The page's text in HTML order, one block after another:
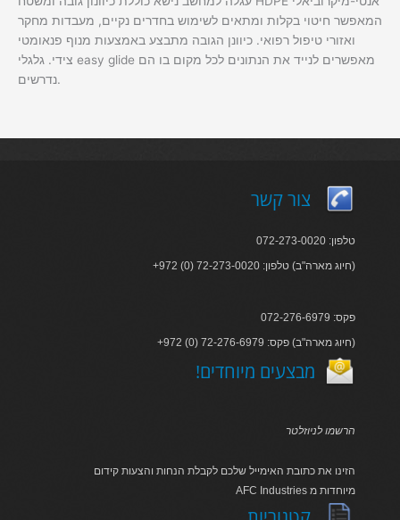
המאפשר חיטוי בקלות ומתאים לשימוש בחדרים נקיים, מעבדות מחקר
ואזורי טיפול רפואי. כיוונן הגובה מתבצע באמצעות מנוף פנאומטי
צידי. גלגלי easy glide מאפשרים לנייד את הנתונים לכל מקום בו הם
נדרשים.
צור קשר
טלפון: 072-273-0020
+972 (0) 72-273-0020 :חיוג מארה"ב) טלפון)
פקס: 072-276-6979
+972 (0) 72-276-6979 :חיוג מארה"ב) פקס)
!מבצעים מיוחדים
הרשמו לניוזלטר
הזינו את כתובת האימייל שלכם לקבלת הנחות והצעות קידום
AFC Industries מיוחדות מ